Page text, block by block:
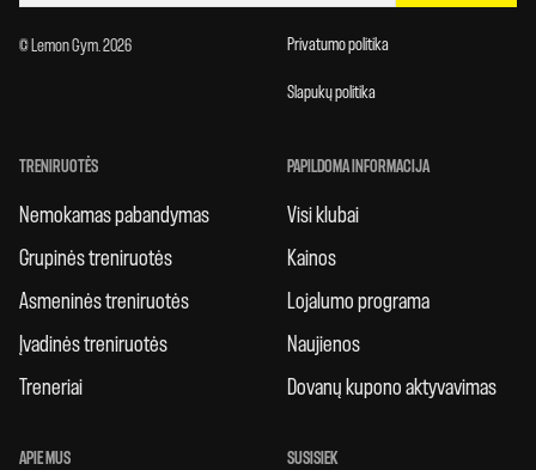
© Lemon Gym. 2026 Privatumo politika
Slapukų politika
TRENIRUOTĖS
Nemokamas pabandymas
Grupinės treniruotės
Asmeninės treniruotės
Įvadinės treniruotės
Treneriai
PAPILDOMA INFORMACIJA
Visi klubai
Kainos
Lojalumo programa
Naujienos
Dovanų kupono aktyvavimas
APIE MUS SUSISIEK